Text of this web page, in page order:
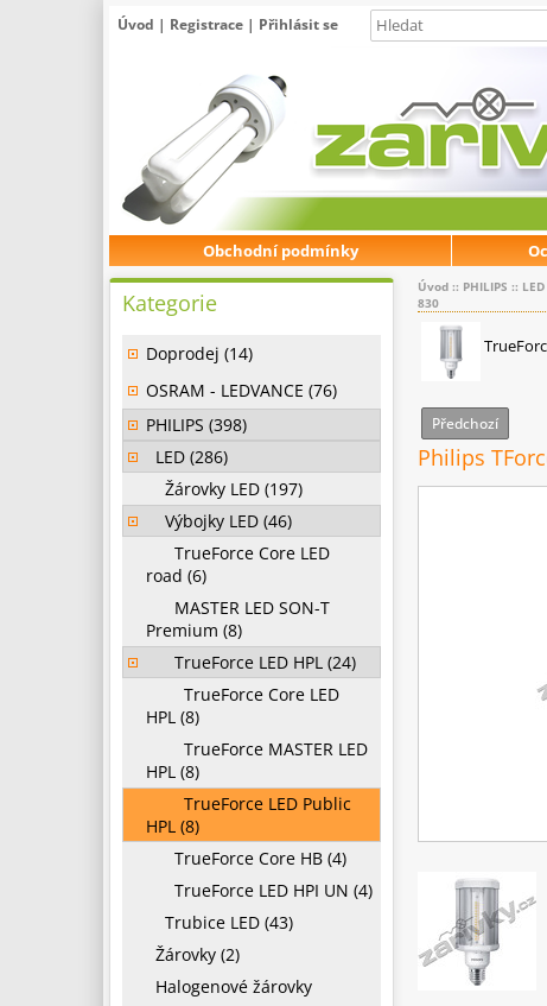
Úvod | Registrace | Přihlásit se
Obchodní podmínky
Úvod :: PHILIPS :: LED
830
Předchozí
Philips
Kategorie
Doprodej (14)
OSRAM - LEDVANCE (76)
PHILIPS (398)
LED (286)
Žárovky LED (197)
Výbojky LED (46)
TrueForce Core LED
road (6)
MASTER LED SON-T
Premium (8)
TrueForce LED HPL (24)
TrueForce Core LED
HPL (8)
TrueForce MASTER LED
HPL (8)
TrueForce LED Public
HPL (8)
TrueForce Core HB (4)
TrueForce LED HPI UN (4)
Trubice LED (43)
Žárovky (2)
Halogenové žárovky